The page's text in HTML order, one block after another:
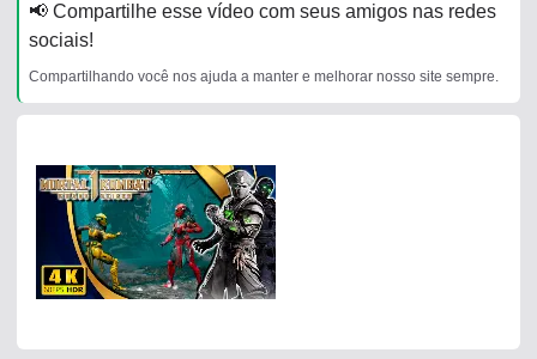
📢 Compartilhe esse vídeo com seus amigos nas redes
sociais!
Compartilhando você nos ajuda a manter e melhorar nosso site sempre.